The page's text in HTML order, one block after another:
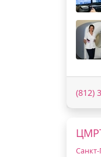
(812)
Санкт-